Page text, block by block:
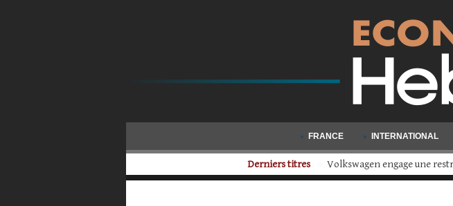
FRANCE INTERNATIONAL
Derniers titres Volkswagen engage une